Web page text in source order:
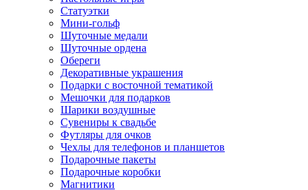
Статуэтки
Мини-гольф
Шуточные медали
Шуточные ордена
Обереги
Декоративные украшения
Подарки с восточной тематикой
Мешочки для подарков
Шарики воздушные
Сувениры к свадьбе
Футляры для очков
Чехлы для телефонов и планшетов
Подарочные пакеты
Подарочные коробки
Магнитики